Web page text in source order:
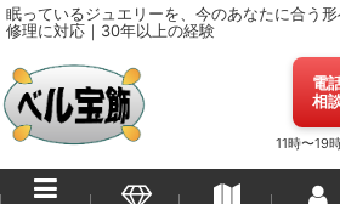
眠っているジュエリーを、今のあなたに合う
修理に対応｜30年以上の経験
電
相
11時〜19